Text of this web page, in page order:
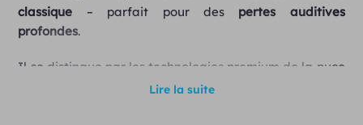
classique – parfait pour des pertes auditives
profondes.
Il se distingue par les technologies premium de la puce
Lire la suite